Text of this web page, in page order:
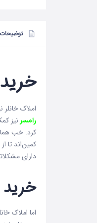
توضیحات
املاک
رامسر نیز
کرد. خب
کمین‌اند تا
دارای
اما املاک